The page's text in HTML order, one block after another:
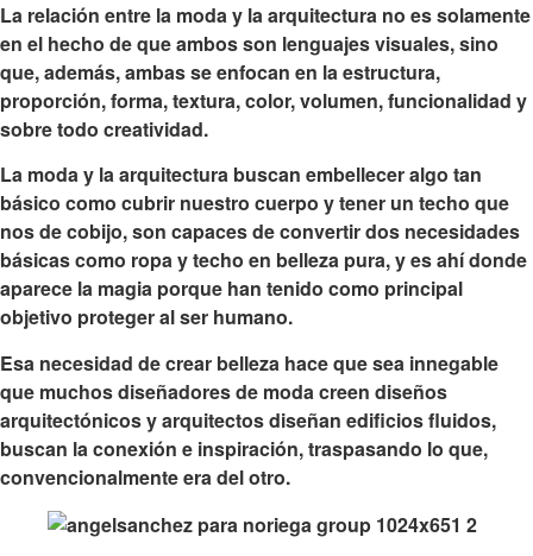
La relación entre la moda y la arquitectura no es solamente
en el hecho de que ambos son lenguajes visuales, sino
que, además, ambas se enfocan en la estructura,
proporción, forma, textura, color, volumen, funcionalidad y
sobre todo creatividad.
La moda y la arquitectura buscan embellecer algo tan
básico como cubrir nuestro cuerpo y tener un techo que
nos de cobijo, son capaces de convertir dos necesidades
básicas como ropa y techo en belleza pura, y es ahí donde
aparece la magia porque han tenido como principal
objetivo proteger al ser humano.
Esa necesidad de crear belleza hace que sea innegable
que muchos diseñadores de moda creen diseños
arquitectónicos y arquitectos diseñan edificiosfluidos,
buscan la conexión e inspiración, traspasando lo que,
convencionalmente era del otro.